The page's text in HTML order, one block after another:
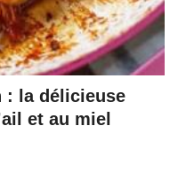
: la délicieuse
et au miel